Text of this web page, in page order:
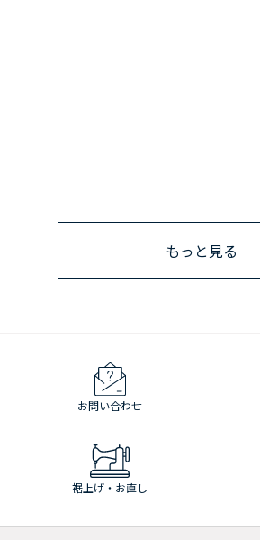
もっと見る
お問い合わせ
裾上げ・お直し